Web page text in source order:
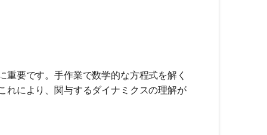
要です。手作業で数学的な方程式を解く
れにより、関与するダイナミクスの理解が